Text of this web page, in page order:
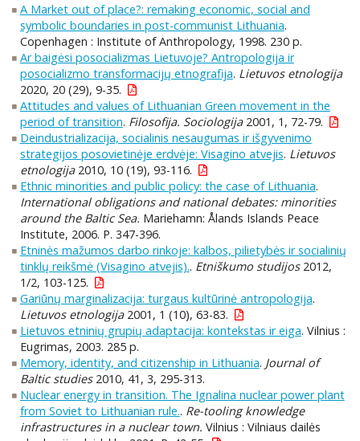
A Market out of place?: remaking economic, social and
symbolic boundaries in post-communist Lithuania.
Copenhagen : Institute of Anthropology, 1998. 230 p.
Ar baigėsi posocializmas Lietuvoje? Antropologija ir
posocializmo transformacijų etnografija. Lietuvos etnologija
2020, 20 (29), 9-35.
Attitudes and values of Lithuanian Green movement in the
period of transition. Filosofija. Sociologija2001, 1, 72-79.
Deindustrializacija, socialinis nesaugumas ir išgyvenimo
strategijos posovietinėje erdvėje: Visagino atvejis. Lietuvos
etnologija2010, 10 (19), 93-116.
Ethnic minorities and public policy: the case of Lithuania.
International obligations and national debates: minorities
around the Baltic Sea. Mariehamn: Ålands Islands Peace
Institute, 2006. P. 347-396.
Etninės mažumos darbo rinkoje: kalbos, pilietybės ir socialinių
tinklų reikšmė (Visagino atvejis).. Etniškumo studijos2012,
1/2, 103-125.
Gariūnų marginalizacija: turgaus kultūrinė antropologija.
Lietuvos etnologija2001, 1 (10), 63-83.
Lietuvos etninių grupių adaptacija: kontekstas ir eiga. Vilnius :
Eugrimas, 2003. 285 p.
Memory, identity, and citizenship in Lithuania. Journal of
Baltic studies2010, 41, 3, 295-313.
Nuclear energy in transition. The Ignalina nuclear power plant
from Soviet to Lithuanian rule.. Re-tooling knowledge
infrastructures in a nuclear town. Vilnius : Vilniaus dailės